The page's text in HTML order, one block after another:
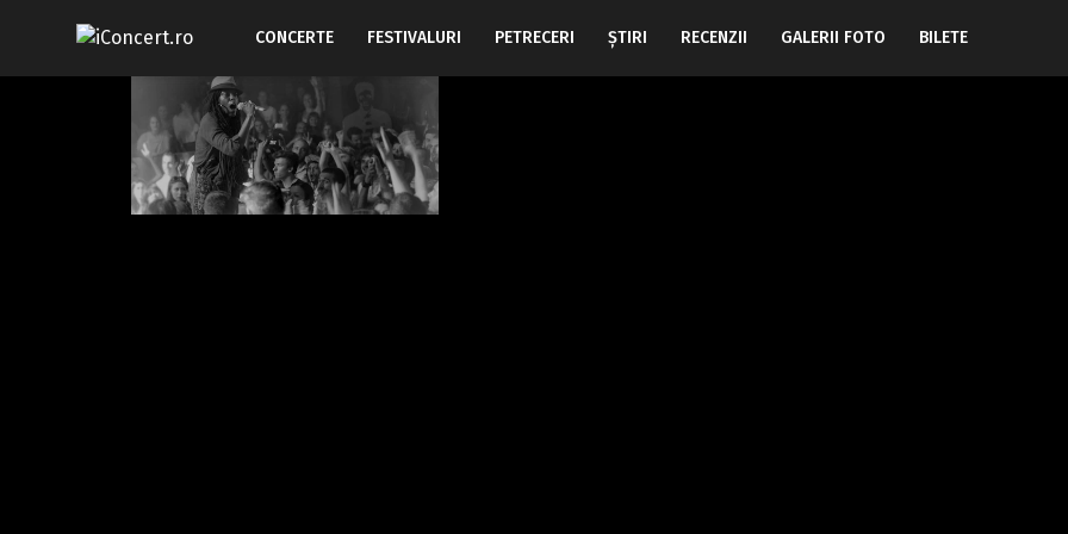
CONCERTE FESTIVALURI PETRECERI ŞTIRI RECENZII GALERII FOTO BILETE